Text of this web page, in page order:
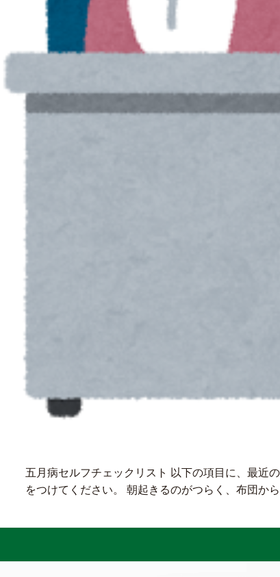
五月病セルフチェックリスト 以下の項目に、最近
をつけてください。 朝起きるのがつらく、布団か